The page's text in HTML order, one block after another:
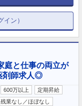
ン）
庭と仕事の両立が
剤師求人◎
600万以上
定期昇給
残業なし／ほぼなし